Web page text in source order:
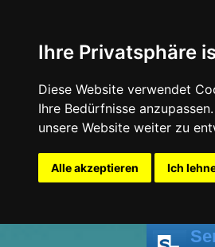
Ihre Privatsphäre
Diese Website verwendet
Ihre Bedürfnisse
unsere Website weiter zu
Alle akzeptieren Ich